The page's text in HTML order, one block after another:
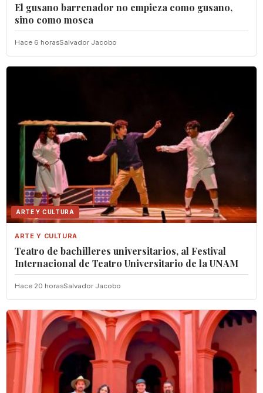
El gusano barrenador no empieza como gusano,
sino como mosca
Hace 6 horasSalvador Jacobo
ARTE Y CULTURA
ARTE Y CULTURA
Teatro de bachilleres universitarios, al Festival
Internacional de Teatro Universitario de la UNAM
Hace 20 horasSalvador Jacobo